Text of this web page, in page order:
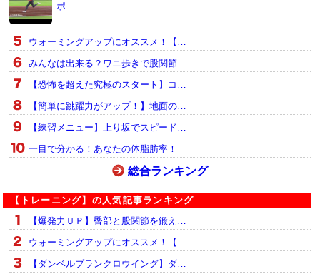
ポ…
ウォーミングアップにオススメ！【…
みんなは出来る？ワニ歩きで股関節…
【恐怖を超えた究極のスタート】コ…
【簡単に跳躍力がアップ！】地面の…
【練習メニュー】上り坂でスピード…
一目で分かる！あなたの体脂肪率！
総合ランキング
【トレーニング】の人気記事ランキング
【爆発力ＵＰ】臀部と股関節を鍛え…
ウォーミングアップにオススメ！【…
【ダンベルプランクロウイング】ダ…